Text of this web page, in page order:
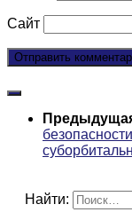
Сайт
Найти: